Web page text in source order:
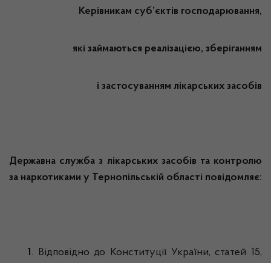
Керівникам суб’єктів господарювання,
які займаються реалізацією, зберіганням
і застосуванням лікарських засобів
Державна служба з лікарських засобів та контролю
за наркотиками у Тернопільській області повідомляє:
1. Відповідно до Конституції України, статей 15,